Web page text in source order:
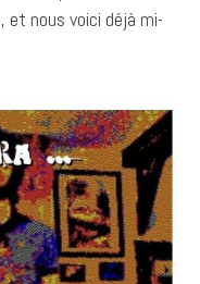
nous voici déjà mi-